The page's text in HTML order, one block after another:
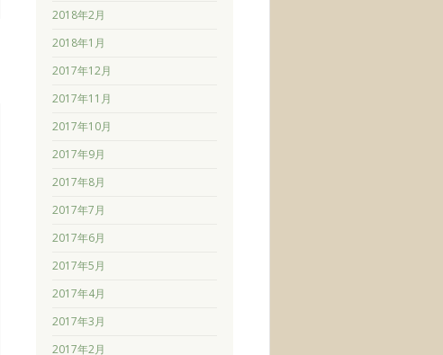
2018年2月
2018年1月
2017年12月
2017年11月
2017年10月
2017年9月
2017年8月
2017年7月
2017年6月
2017年5月
2017年4月
2017年3月
2017年2月